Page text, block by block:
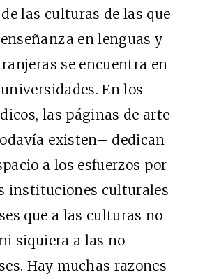
las culturas de las que
en lenguas y
se encuentra en
En los
las páginas de arte –
existen– dedican
a los esfuerzos por
instituciones culturales
que a las culturas no
siquiera a las no
Hay muchas razones